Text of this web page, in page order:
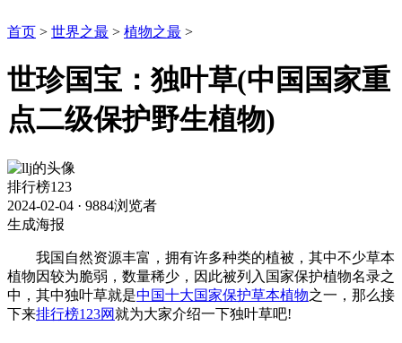
首页 > 世界之最 > 植物之最 >
世珍国宝：独叶草(中国国家重
点二级保护野生植物)
排行榜123
2024-02-04 · 9884浏览者
生成海报
我国自然资源丰富，拥有许多种类的植被，其中不少草本
植物因较为脆弱，数量稀少，因此被列入国家保护植物名录之
中，其中独叶草就是中国十大国家保护草本植物之一，那么接
下来排行榜123网 就为大家介绍一下独叶草吧!